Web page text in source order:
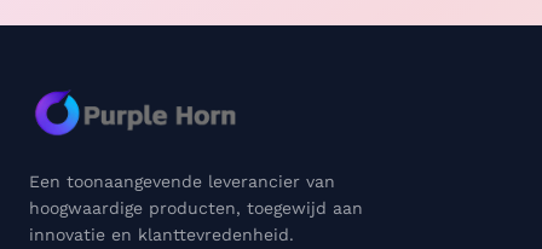
Een toonaangevende leverancier van
hoogwaardige producten, toegewijd aan
innovatie en klanttevredenheid.